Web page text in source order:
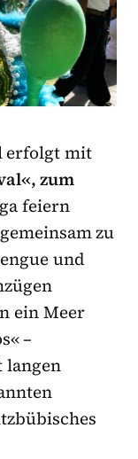
erfolgt mit
zum
feiern
zu
und
ein Meer
–
langen